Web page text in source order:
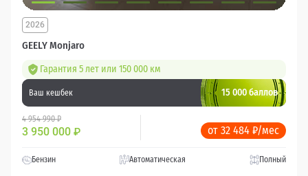
GEELY Monjaro
2026
Гарантия 5 лет или 150 000 км
Ваш кешбек 15 000 баллов
4 954 990 ₽
3 950 000 ₽ от 32 484 ₽/мес
Бензин Автоматическая Полный